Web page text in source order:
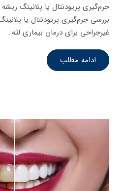
جرم‌گیری پریودنتال یا پلانینگ
بررسی جرم‌گیری پریودنتال یا
غیرجراحی برای درمان بیماری لثه…
ادامه مطلب